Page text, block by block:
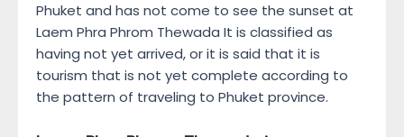
Phuket and has not come to see the sunset at
Laem Phra Phrom Thewada It is classified as
having not yet arrived, or it is said that it is
tourism that is not yet complete according to
the pattern of traveling to Phuket province.